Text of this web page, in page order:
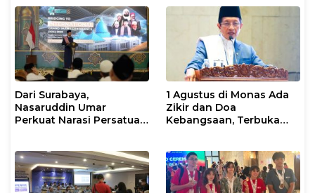
Dari Surabaya,
Nasaruddin Umar
Perkuat Narasi Persatuan
1 Agustus di Monas Ada
Zikir dan Doa
Kebangsaan, Terbuka